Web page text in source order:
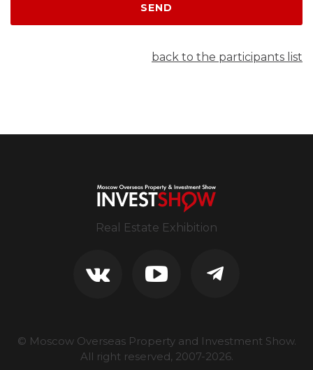
SEND
back to the participants list
Real Estate Exhibition
© Moscow Overseas Property and Investment Show.
All right reserved, 2007-2026.